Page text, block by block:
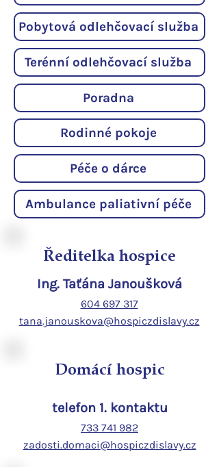
Pobytová odlehčovací služba
Terénní odlehčovací služba
Poradna
Rodinné pokoje
Péče o dárce
Ambulance paliativní péče
Ředitelka hospice
Ing. Taťána Janoušková
604 697 317
tana.janouskova@hospiczdislavy.cz
Domácí hospic
telefon 1. kontaktu
733 741 982
zadosti.domaci@hospiczdislavy.cz